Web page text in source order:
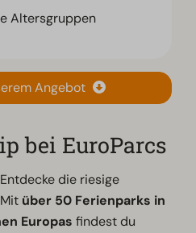
Altersgruppen
Angebot
bei EuroParcs
die riesige
über 50 Ferienparks in
Europas findest du